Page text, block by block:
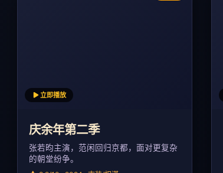
立即播放
庆余年第二季
张若昀主演，范闲回归京都，面对更复杂
的朝堂纷争。